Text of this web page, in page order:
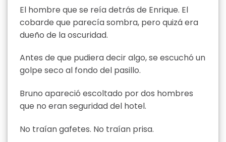
El hombre que se reía detrás de Enrique. El
cobarde que parecía sombra, pero quizá era
dueño de la oscuridad.
Antes de que pudiera decir algo, se escuchó un
golpe seco al fondo del pasillo.
Bruno apareció escoltado por dos hombres
que no eran seguridad del hotel.
No traían gafetes. No traían prisa.